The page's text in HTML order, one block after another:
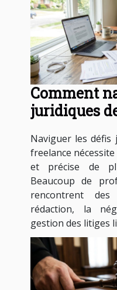
Comment
juridiques
Naviguer les défis
freelance
et précise de
Beaucoup de
rencontrent
rédaction, la
gestion des litiges